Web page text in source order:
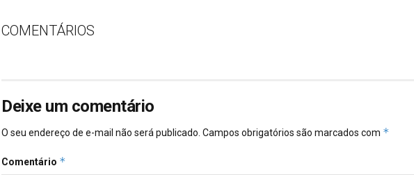
COMENTÁRIOS
Deixe um comentário
O seu endereço de e-mail não será publicado. Campos obrigatórios são marcados com *
Comentário *